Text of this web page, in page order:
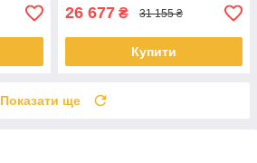
26 677 ₴ 31 155 ₴
Купити
Показати ще